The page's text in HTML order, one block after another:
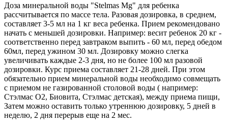
Доза минеральной воды "Stelmas Мg" для ребенка
рассчитывается по массе тела. Разовая дозировка, в среднем,
составляет 3-5 мл на 1 кг веса ребенка. Прием рекомендовано
начать с меньшей дозировки. Например: весит ребенок 20 кг -
соответственно перед завтраком выпить - 60 мл, перед обедом
60мл, перед ужином 30 мл. Дозировку можно слегка
увеличивать каждые 2-3 дня, но не более 100 мл разовой
дозировки. Курс приема составляет 21-28 дней. При этом
обязательно прием минеральной воды необходимо совмещать
с приемом не газированной столовой воды ( например:
Стэлмас О2, Биовита, Стэлмас детская), между приема пищи,
Затем можно оставить только утреннюю дозировку, 5 дней в
неделю, 2 дня перерыв еще на 2 мес.